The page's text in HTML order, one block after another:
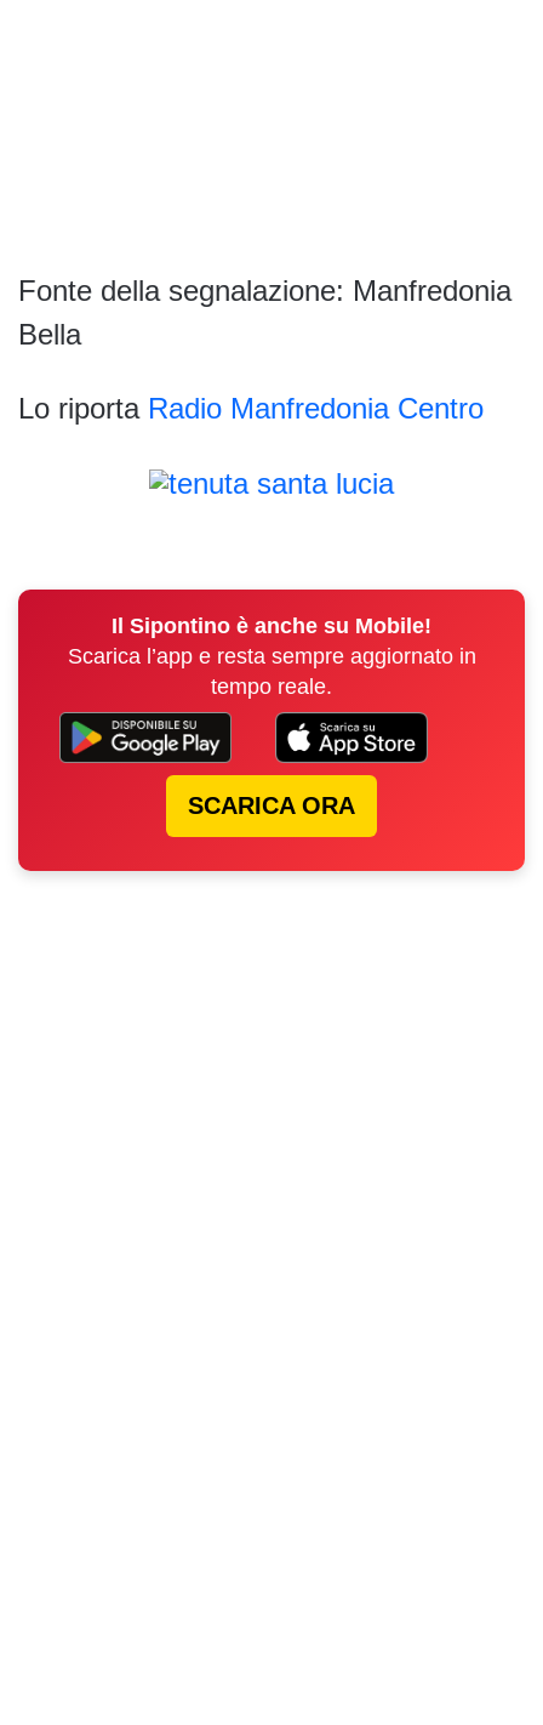
Fonte della segnalazione: Manfredonia
Bella
Lo riporta Radio Manfredonia Centro
Il Sipontino è anche su Mobile!
Scarica l’app e resta sempre aggiornato in
tempo reale.
SCARICA ORA